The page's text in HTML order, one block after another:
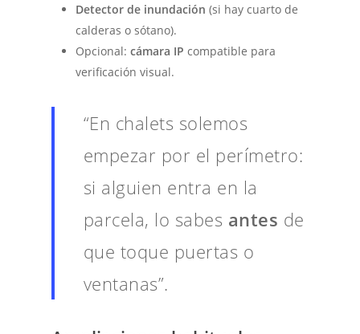
Detector de inundación (si hay cuarto de
calderas o sótano).
Opcional:cámara IP compatible para
verificación visual.
“En chalets solemos
empezar por el perímetro:
si alguien entra en la
parcela, lo sabes antes de
que toque puertas o
ventanas”.